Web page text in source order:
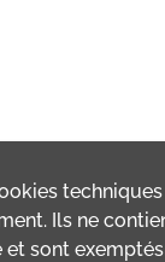
Ils ne
et sont